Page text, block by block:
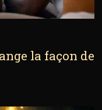
la façon de